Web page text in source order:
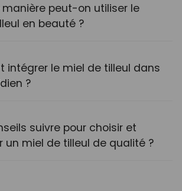
manière peut-on utiliser le
en beauté ?
intégrer le miel de tilleul dans
?
suivre pour choisir et
un miel de tilleul de qualité ?